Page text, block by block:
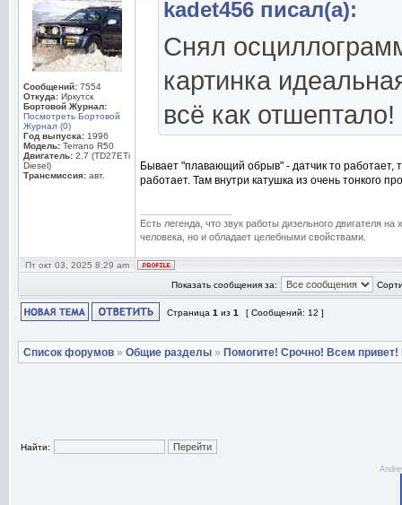
Сообщений: 7554
Откуда: Иркутск
Бортовой Журнал:
Посмотреть Бортовой
Журнал (0)
Год выпуска: 1996
Модель: Terrano R50
Двигатель: 2.7 (TD27ETi
Diesel)
Трансмиссия: авт.
kadet456 писал(а):
Снял
картинка
всё как отшептало!
Бывает "плавающий обрыв" - датчик то работает,
работает. Там внутри катушка из очень тонкого
Есть легенда, что звук работы дизельного двигателя
человека, но и обладает целебными свойствами.
Пт окт 03, 2025 8:29 am
Показать сообщения за:
Страница 1 из 1 [ Сообщений: 12 ]
Список форумов » Общие разделы » Помогите! Срочно! Всем
Найти: